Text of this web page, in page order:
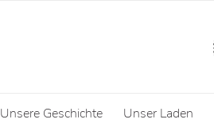
Unsere Geschichte Unser Laden